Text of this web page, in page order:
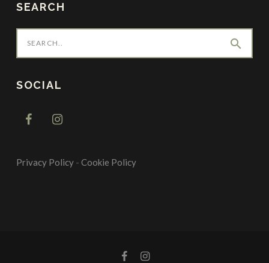
SEARCH
search
SOCIAL
Privacy Policy- Cookie Policy